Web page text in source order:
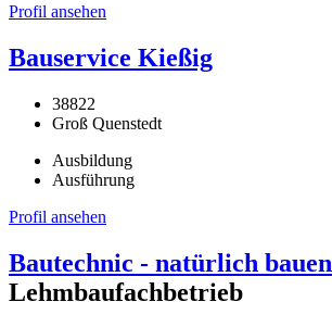
Profil ansehen
Bauservice Kießig
38822
Groß Quenstedt
Ausbildung
Ausführung
Profil ansehen
Bautechnic - natürlich bauen
Lehmbaufachbetrieb